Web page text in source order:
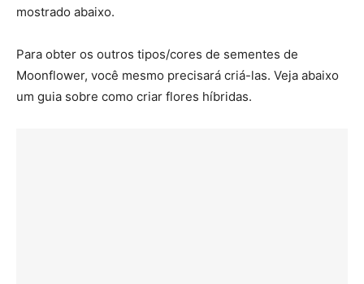
mostrado abaixo.
Para obter os outros tipos/cores de sementes de
Moonflower, você mesmo precisará criá-las. Veja abaixo
um guia sobre como criar flores híbridas.